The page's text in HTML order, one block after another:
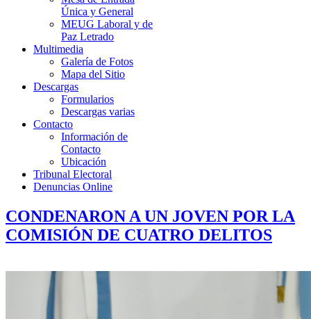
Única y General
MEUG Laboral y de
Paz Letrado
Multimedia
Galería de Fotos
Mapa del Sitio
Descargas
Formularios
Descargas varias
Contacto
Información de
Contacto
Ubicación
Tribunal Electoral
Denuncias Online
CONDENARON A UN JOVEN POR LA
COMISIÓN DE CUATRO DELITOS